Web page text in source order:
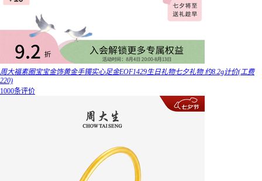
周大福素圈宝宝金饰黄金手镯实心足金EOF1429生日礼物七夕礼物 约8.2g计价(工费
220)
1000条评价